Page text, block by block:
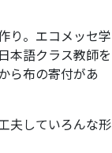
り。エコメッセ学
本語クラス教師を
ら布の寄付があ
夫していろんな形